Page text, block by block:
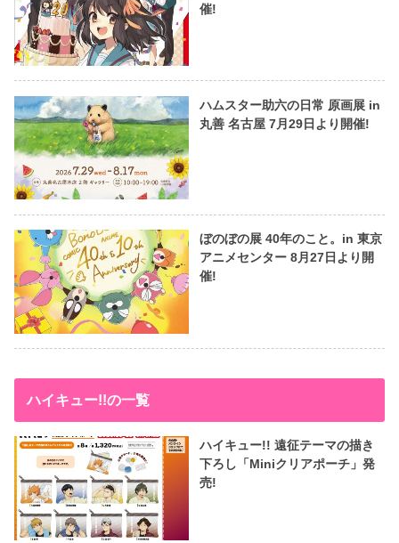
催!
ハムスター助六の日常 原画展 in
丸善 名古屋 7月29日より開催!
ぼのぼの展 40年のこと。in 東京
アニメセンター 8月27日より開
催!
ハイキュー!!の一覧
ハイキュー!! 遠征テーマの描き
下ろし「Miniクリアポーチ」発
売!